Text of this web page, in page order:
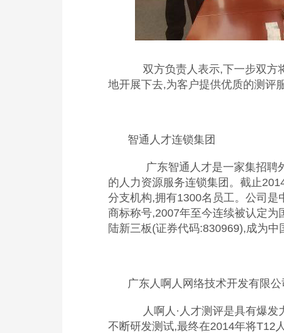
双方负责人表示,下一步双方
地开展下去,为客户提供优质的测评
智通人才连锁集团
广东智通人才是一家集招聘
的人力资源服务连锁集团。截止
分支机构,拥有1300名员工。公司是
商标称号,2007年至今连续被认定
陆新三板(证券代码:830969),成为中
广东人啊人网络技术开发有限公
人啊人·人才测评是具有爆发
不断研发测试,最终在2014年将T12